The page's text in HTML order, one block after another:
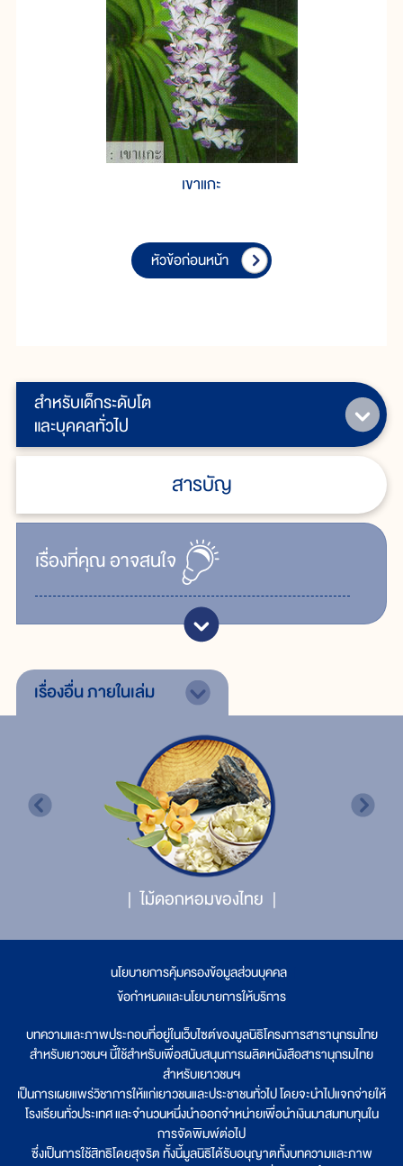
สำหรับเด็กระดับโต
และบุคคลทั่วไป
สารบัญ
เรื่ิองที่คุณอาจสนใจ
เขาแกะ
หัวข้อก่อนหน้า
เรื่องอื่นภายในเล่ม
ไม้ดอกหอมของไทย
นโยบายการคุ้มครองข้อมูลส่วนบุคคล
ข้อกำหนดและนโยบายการให้บริการ
บทความและภาพประกอบที่อยู่ในเว็บไซต์ของมูลนิธิโครงการสารานุกรมไทย
สำหรับเยาวชนฯ นี้ใช้สำหรับเพื่อสนับสนุนการผลิตหนังสือสารานุกรมไทย
สำหรับเยาวชนฯ
เป็นการเผยแพร่วิชาการให้แก่เยาวชนและประชาชนทั่วไป โดยจะนำไปแจกจ่ายให้
โรงเรียนทั่วประเทศ และจำนวนหนึ่งนำออกจำหน่ายเพื่อนำเงินมาสมทบทุนใน
การจัดพิมพ์ต่อไป
ซึ่งเป็นการใช้สิทธิโดยสุจริต ทั้งนี้มูลนิธิได้รับอนุญาตทั้งบทความและภาพ